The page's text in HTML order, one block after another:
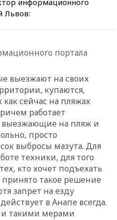
Львов:
портала
выезжают на своих
купаются,
как сейчас на пляжах
работает
выезжающие на пляж и
просто
выбросы мазута. Для
техники, для того
кто хочет подъехать
такое решение
запрет на езду
в Анапе всегда.
такими мерами